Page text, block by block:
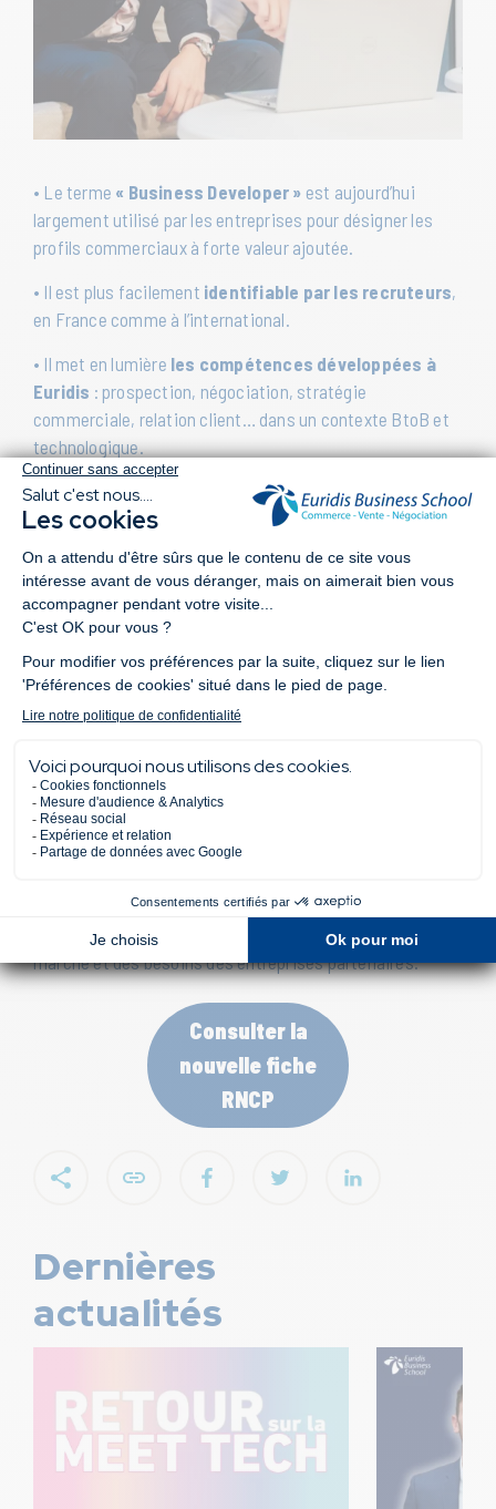
• Le terme « Business Developer » est aujourd’hui
largement utilisé par les entreprises pour désigner les
profils commerciaux à forte valeur ajoutée.
• Il est plus facilement identifiable par les recruteurs,
en France comme à l’international.
• Il met en lumière les compétences développées à
Euridis : prospection, négociation, stratégie
commerciale, relation client… dans un contexte BtoB et
technologique.
Ce que ça change pour les
étudiants
✅Des CV plus lisibles
✅Un alignement avec les attentes du terrain :
seront identifiés comme un talent opérationnel, formé
✅Unereconnaissance du diplôme :
enregistré au RNCP (niveau 6), pour une durée de 5 ans,
ce qui garantit sa qualité et sa reconnaissance officielle.
Ce changement a étésouhaité par Euridisdans une
volonté de rester au plus proche des évolutions du
marché et des besoins des entreprises partenaires.
Consulter la
nouvelle fiche
RNCP
Dernières
actualités